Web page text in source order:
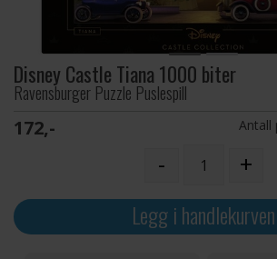
Disney Castle Tiana 1000 biter
Ravensburger Puzzle Puslespill
172,- Antall
- +
Legg i handlekurven